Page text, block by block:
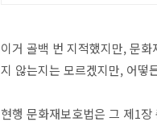
이거 골백 번 지적했지만, 문
지 않는지는 모르겠지만, 어떻
현행 문화재보호법은 그 제1